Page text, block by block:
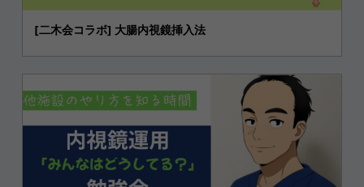
[二木会コラボ] 大腸内視鏡挿入法